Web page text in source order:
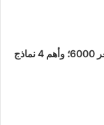
افضل موبايل سامسونج بسعر 6000؛ وأهم 4 نماذج